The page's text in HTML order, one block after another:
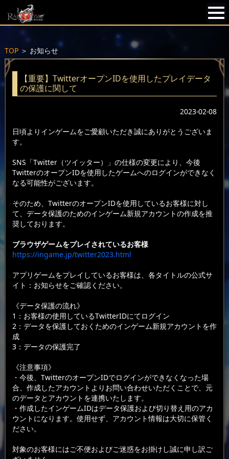
TOP＞ お知らせ
【重要】TwitterオープンIDを使用したプレイデータ
の保護に関して
2023-02-08
日頃よりインゲームをご愛顧いただき誠にありがとうございま
す。
SNS「Twitter（ツイッター）」の仕様の変更により、今後
TwitterのオープンIDを使用したゲームへのログインができなく
なる可能性がございます。
そのため、TwitterのオープンIDを使用しているお客様に対し
て、データ保護のためのインゲーム新規アカウントの作成を推
奨しております。
ブラウザゲームをプレイされているお客様
https://ingame.jp/twitter2023.html
アプリゲームをプレイしているお客様は、各タイトルの公式サ
イト：お知らせをご確認ください。
《データ保護の流れ》
1：お客様の使用しているTwitterIDにてログイン
2：データを保護しておくためのインゲーム新規アカウントを作
成
3：データの保護完了
《注意事項》
・今後、TwitterのオープンIDでログインができなくなった場
合、作成したアカウントよりお問い合わせいただくことで、元
のデータとアカウントを連携いたします。
・作成したインゲームIDはデータ保護および切り替え用のアカ
ウントになります。使用せず、アカウント情報は大切に保管く
ださい。
対象のお客様にはご不便およびご迷惑をお掛けし誠に申し訳ご